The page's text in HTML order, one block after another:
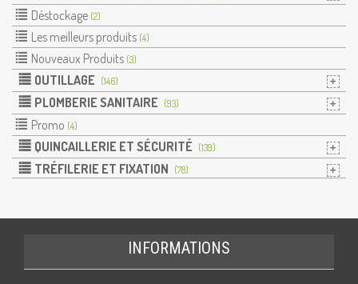
Déstockage (2)
Les meilleurs produits (4)
Nouveaux Produits (3)
OUTILLAGE (146)
PLOMBERIE SANITAIRE (93)
Promo (4)
QUINCAILLERIE ET SÉCURITÉ (139)
TRÉFILERIE ET FIXATION (78)
INFORMATIONS